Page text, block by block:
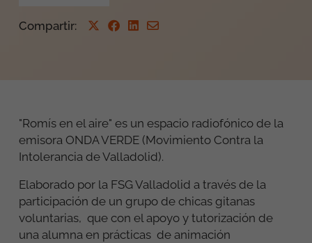
Compartir:
"Romís en el aire" es un espacio radiofónico de la
emisora ONDA VERDE (Movimiento Contra la
Intolerancia de Valladolid).
Elaborado por la FSG Valladolid a través de la
participación de un grupo de chicas gitanas
voluntarias, que con el apoyo y tutorización de
una alumna en prácticas de animación